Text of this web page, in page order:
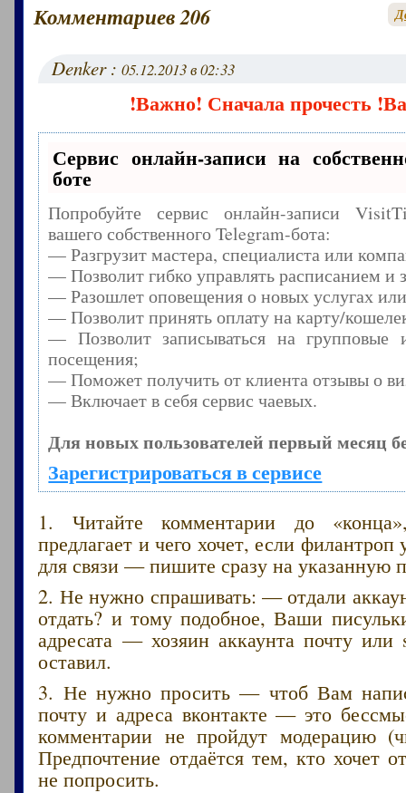
Комментариев 206
Denker :05.12.2013 в 02:33
!Важно! Сначала прочесть
Сервис онлайн-записи на
боте
Попробуйте сервис онлайн-записи
вашего собственного Telegram-бота:
— Разгрузит мастера, специалиста или
— Позволит гибко управлять расписанием и
— Разошлет оповещения о новых услугах
— Позволит принять оплату на карту/
— Позволит записываться на групповые
посещения;
— Поможет получить от клиента отзывы о
— Включает в себя сервис чаевых.
Для новых пользователей первый месяц
Зарегистрироваться в сервисе
1. Читайте комментарии до
предлагает и чего хочет, если филантроп
для связи — пишите сразу на указанную
2. Не нужно спрашивать: — отдали
отдать? и тому подобное, Ваши
адресата — хозяин аккаунта почту или
оставил.
3. Не нужно просить — чтоб Вам
почту и адреса вконтакте — это
комментарии не пройдут модерацию
Предпочтение отдаётся тем, кто хочет
не попросить.